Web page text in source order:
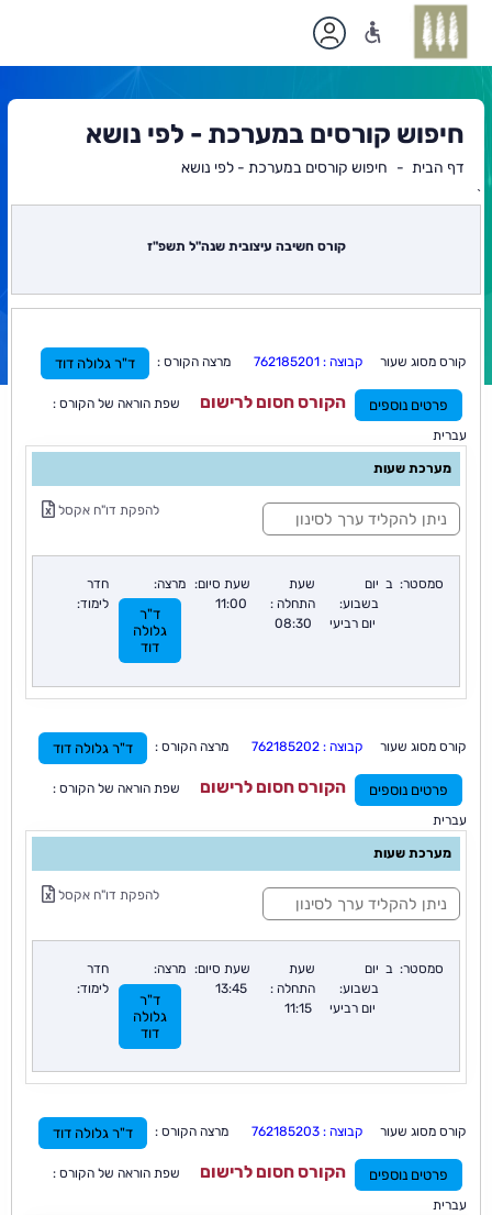
חיפוש קורסים במערכת - לפי נושא
דף הבית חיפוש קורסים במערכת - לפי נושא
`
קורס חשיבה עיצובית שנה"ל תשפ"ז
קורס מסוג שעור קבוצה : 762185201 מרצה הקורס : ד"ר גלולה דוד
פרטים נוספים הקורס חסום לרישום שפת הוראה של הקורס :
עברית
מערכת שעות
ס
נ
ו
להפקת דו"ח אקסל
סמסטר: ב יום
בשבוע:
יום רביעי
שעת
התחלה :
שעת סיום: מרצה:
ד"ר
גלולה
דוד
חדר
לימוד:
קורס מסוג שעור קבוצה : 762185202 מרצה הקורס : ד"ר גלולה דוד
פרטים נוספים הקורס חסום לרישום שפת הוראה של הקורס :
עברית
מערכת שעות
ס
נ
ו
להפקת דו"ח אקסל
סמסטר: ב יום
בשבוע:
יום רביעי
שעת
התחלה :
11:15
שעת סיום:
13:45
מרצה:
ד"ר
גלולה
דוד
חדר
לימוד:
קורס מסוג שעור קבוצה : 762185203 מרצה הקורס : ד"ר גלולה דוד
פרטים נוספים הקורס חסום לרישום שפת הוראה של הקורס :
עברית